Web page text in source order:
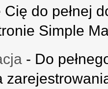
Cię do pełnej
Simple
- Do